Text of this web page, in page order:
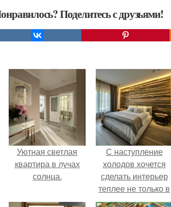
Поделитесь с друзьями!
Уютная светлая
квартира в лучах
солнца.
С наступление
холодов хочется
сделать интерьер
теплее не только в
визуальном плане.